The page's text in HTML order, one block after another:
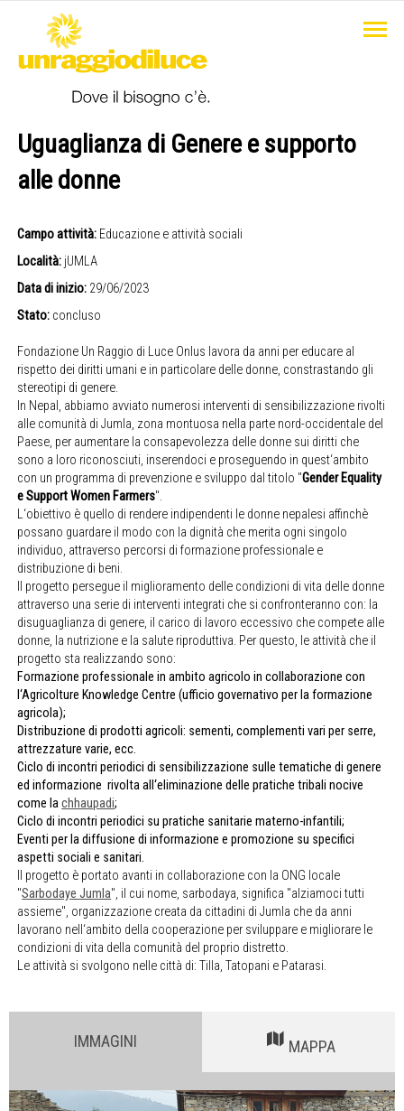
Uguaglianza di Genere e supporto
alle donne
Campo attività: Educazione e attività sociali
Località: jUMLA
Data di inizio: 29/06/2023
Stato: concluso
Fondazione Un Raggio di Luce Onlus lavora da anni per educare al
rispetto dei diritti umani e in particolare delle donne, constrastando gli
stereotipi di genere.
In Nepal, abbiamo avviato numerosi interventi di sensibilizzazione rivolti
alle comunità di Jumla, zona montuosa nella parte nord-occidentale del
Paese, per aumentare la consapevolezza delle donne sui diritti che
sono a loro riconosciuti, inserendoci e proseguendo in quest‘ambito
con un programma di prevenzione e sviluppo dal titolo "Gender Equality
e Support Women Farmers".
L‘obiettivo è quello di rendere indipendenti le donne nepalesi affinchè
possano guardare il modo con la dignità che merita ogni singolo
individuo, attraverso percorsi di formazione professionale e
distribuzione di beni.
Il progetto persegue il miglioramento delle condizioni di vita delle donne
attraverso una serie di interventi integrati che si confronteranno con: la
disuguaglianza di genere, il carico di lavoro eccessivo che compete alle
donne, la nutrizione e la salute riproduttiva. Per questo, le attività che il
progetto sta realizzando sono:
Formazione professionale in ambito agricolo in collaborazione con
l‘Agricolture Knowledge Centre (ufficio governativo per la formazione
agricola);
Distribuzione di prodotti agricoli: sementi, complementi vari per serre,
attrezzature varie, ecc.
Ciclo di incontri periodici di sensibilizzazione sulle tematiche di genere
ed informazione rivolta all‘eliminazione delle pratiche tribali nocive
come lachhaupadi;
Ciclo di incontri periodici su pratiche sanitarie materno-infantili;
Eventi per la diffusione di informazione e promozione su specifici
aspetti sociali e sanitari.
Il progetto è portato avanti in collaborazione con la ONG locale
"Sarbodaye Jumla", il cui nome, sarbodaya, significa "alziamoci tutti
assieme", organizzazione creata da cittadini di Jumla che da anni
lavorano nell‘ambito della cooperazione per sviluppare e migliorare le
condizioni di vita della comunità del proprio distretto.
Le attività si svolgono nelle città di: Tilla, Tatopani e Patarasi.
IMMAGINI MAPPA